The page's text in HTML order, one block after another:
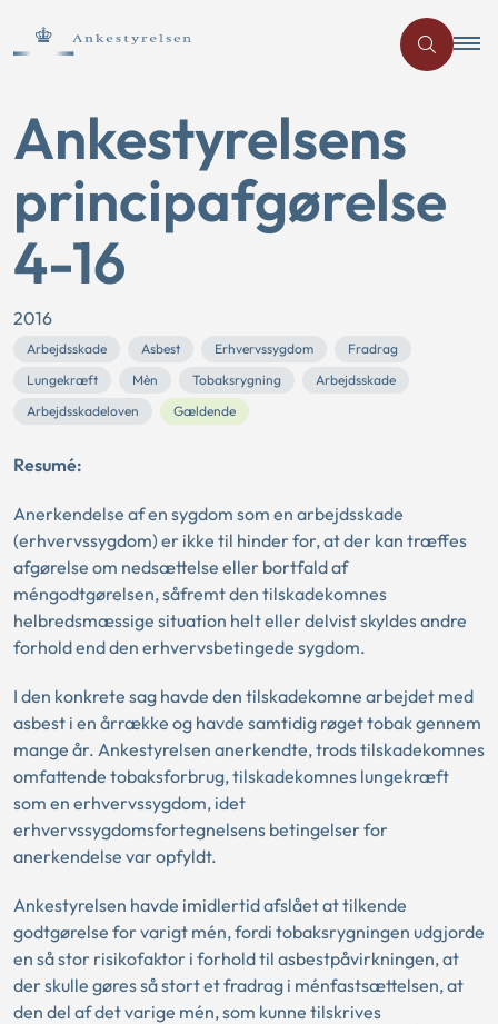
Ankestyrelsens
principafgørelse
4-16
2016
Arbejdsskade Asbest Erhvervssygdom
Fradrag
Lungekræft
Mèn Tobaksrygning
Arbejdsskade
Arbejdsskadeloven
Gældende
Resumé:
Anerkendelse af en sygdom som en arbejdsskade
(erhvervssygdom) er ikke til hinder for, at der kan træffes
afgørelse om nedsættelse eller bortfald af
méngodtgørelsen, såfremt den tilskadekomnes
helbredsmæssige situation helt eller delvist skyldes andre
forhold end den erhvervsbetingede sygdom.
I den konkrete sag havde den tilskadekomne arbejdet med
asbest i en årrække og havde samtidig røget tobak gennem
mange år. Ankestyrelsen anerkendte, trods tilskadekomnes
omfattende tobaksforbrug, tilskadekomnes lungekræft
som en erhvervssygdom, idet
erhvervssygdomsfortegnelsens betingelser for
anerkendelse var opfyldt.
Ankestyrelsen havde imidlertid afslået at tilkende
godtgørelse for varigt mén, fordi tobaksrygningen udgjorde
en så stor risikofaktor i forhold til asbestpåvirkningen, at
der skulle gøres så stort et fradrag i ménfastsættelsen, at
den del af det varige mén, som kunne tilskrives